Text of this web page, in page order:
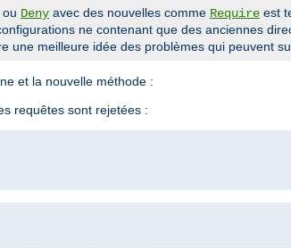
ou Deny avec des nouvelles comme Require est
ne contenant que des anciennes
une meilleure idée des problèmes qui peuvent
et la nouvelle méthode :
requêtes sont rejetées :